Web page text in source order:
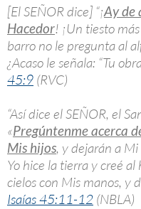
[El SEÑOR dice] “¡Ay de
Hacedor! ¡Un tiesto
barro no le pregunta al
¿Acaso le señala: “Tu
45:9 (RVC)
“Así dice el SEÑOR, el
«Pregúntenme acerca
Mis hijos, y dejarán a
Yo hice la tierra y creé
cielos con Mis manos, y
Isaías 45:11-12 (NBLA)